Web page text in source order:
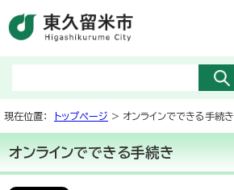
現在位置： トップページ > オンラインでできる手続き
オンラインでできる手続き